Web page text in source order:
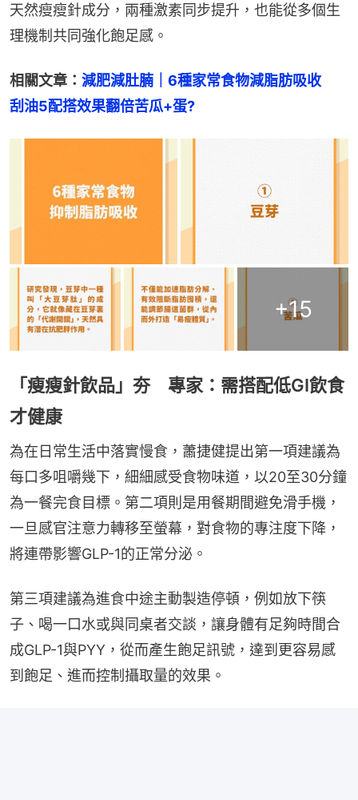
天然瘦瘦針成分，兩種激素同步提升，也能從多個生
理機制共同強化飽足感。
相關文章： 減肥減肚腩｜6種家常食物減脂肪吸收
刮油5配搭效果翻倍苦瓜+蛋?
+15
「瘦瘦針飲品」夯 專家：需搭配低GI飲食
才健康
為在日常生活中落實慢食，蕭捷健提出第一項建議為
每口多咀嚼幾下，細細感受食物味道，以20至30分鐘
為一餐完食目標。第二項則是用餐期間避免滑手機，
一旦感官注意力轉移至螢幕，對食物的專注度下降，
將連帶影響GLP-1的正常分泌。
第三項建議為進食中途主動製造停頓，例如放下筷
子、喝一口水或與同桌者交談，讓身體有足夠時間合
成GLP-1與PYY，從而產生飽足訊號，達到更容易感
到飽足、進而控制攝取量的效果。